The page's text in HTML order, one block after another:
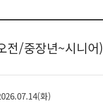
전/중장년~시니어)
화)